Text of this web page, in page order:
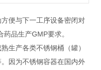
便与下一工序设备密闭对
品生产GMP要求。
生产各类不锈钢桶（罐）
因为不锈钢容器在国内外